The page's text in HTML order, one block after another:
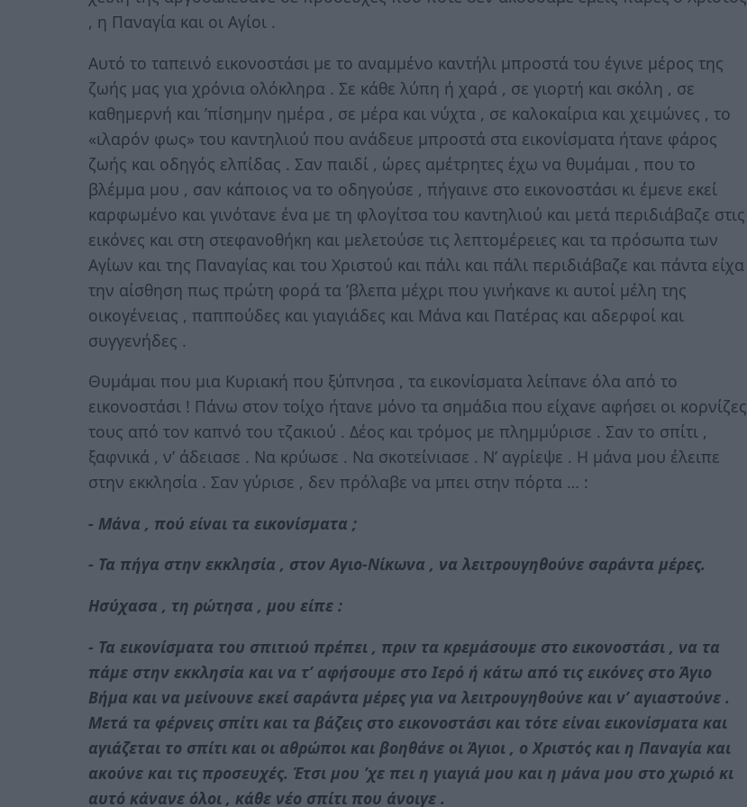
, η Παναγία και οι Αγίοι .
Αυτό το ταπεινό εικονοστάσι με το αναμμένο καντήλι μπροστά του έγινε μέρος της
ζωής μας για χρόνια ολόκληρα . Σε κάθε λύπη ή χαρά , σε γιορτή και σκόλη , σε
καθημερνή και ’πίσημην ημέρα , σε μέρα και νύχτα , σε καλοκαίρια και χειμώνες , το
«ιλαρόν φως» του καντηλιού που ανάδευε μπροστά στα εικονίσματα ήτανε φάρος
ζωής και οδηγός ελπίδας . Σαν παιδί , ώρες αμέτρητες έχω να θυμάμαι , που το
βλέμμα μου , σαν κάποιος να το οδηγούσε , πήγαινε στο εικονοστάσι κι έμενε εκεί
καρφωμένο και γινότανε ένα με τη φλογίτσα του καντηλιού και μετά περιδιάβαζε στις
εικόνες και στη στεφανοθήκη και μελετούσε τις λεπτομέρειες και τα πρόσωπα των
Αγίων και της Παναγίας και του Χριστού και πάλι και πάλι περιδιάβαζε και πάντα είχα
την αίσθηση πως πρώτη φορά τα ’βλεπα μέχρι που γινήκανε κι αυτοί μέλη της
οικογένειας , παππούδες και γιαγιάδες και Μάνα και Πατέρας και αδερφοί και
συγγενήδες .
Θυμάμαι που μια Κυριακή που ξύπνησα , τα εικονίσματα λείπανε όλα από το
εικονοστάσι ! Πάνω στον τοίχο ήτανε μόνο τα σημάδια που είχανε αφήσει οι κορνίζες
τους από τον καπνό του τζακιού . Δέος και τρόμος με πλημμύρισε . Σαν το σπίτι ,
ξαφνικά , ν’ άδειασε . Να κρύωσε . Να σκοτείνιασε . Ν’ αγρίεψε . Η μάνα μου έλειπε
στην εκκλησία . Σαν γύρισε , δεν πρόλαβε να μπει στην πόρτα … :
- Μάνα , πού είναι τα εικονίσματα ;
- Τα πήγα στην εκκλησία , στον Αγιο-Νίκωνα , να λειτρουγηθούνε σαράντα μέρες.
Ησύχασα , τη ρώτησα , μου είπε :
- Τα εικονίσματα του σπιτιού πρέπει , πριν τα κρεμάσουμε στο εικονοστάσι , να τα
πάμε στην εκκλησία και να τ’ αφήσουμε στο Ιερό ή κάτω από τις εικόνες στο Άγιο
Βήμα και να μείνουνε εκεί σαράντα μέρες για να λειτρουγηθούνε και ν’ αγιαστούνε .
Μετά τα φέρνεις σπίτι και τα βάζεις στο εικονοστάσι και τότε είναι εικονίσματα και
αγιάζεται το σπίτι και οι αθρώποι και βοηθάνε οι Άγιοι , ο Χριστός και η Παναγία και
ακούνε και τις προσευχές. Έτσι μου ’χε πει η γιαγιά μου και η μάνα μου στο χωριό κι
αυτό κάνανε όλοι , κάθε νέο σπίτι που άνοιγε .